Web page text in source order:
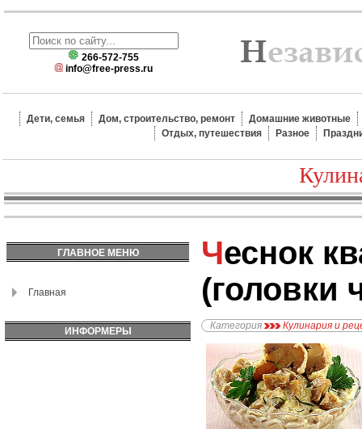
266-572-755
info@free-press.ru
Дети, семья Дом, строительство, ремонт
Домашние животные
Отдых, путешествия
Разное
ГЛАВНОЕ МЕНЮ
Главная
ИНФОРМЕРЫ
Чеснок квашеный
(головки
Категория Кулинария и